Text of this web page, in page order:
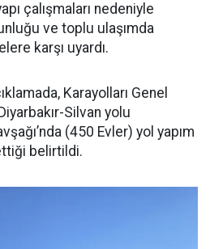
çalışmaları nedeniyle
ve toplu ulaşımda
karşı uyardı.
Karayolları Genel
Silvan yolu
(450 Evler) yol yapım
belirtildi.